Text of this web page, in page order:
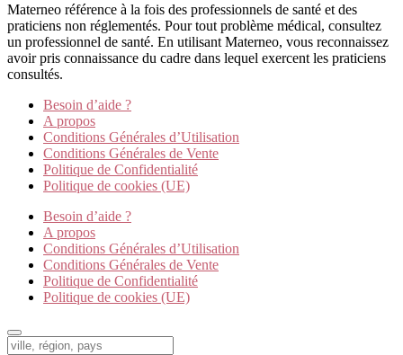
Materneo référence à la fois des professionnels de santé et des
praticiens non réglementés. Pour tout problème médical, consultez
un professionnel de santé. En utilisant Materneo, vous reconnaissez
avoir pris connaissance du cadre dans lequel exercent les praticiens
consultés.
Besoin d’aide ?
A propos
Conditions Générales d’Utilisation
Conditions Générales de Vente
Politique de Confidentialité
Politique de cookies (UE)
Besoin d’aide ?
A propos
Conditions Générales d’Utilisation
Conditions Générales de Vente
Politique de Confidentialité
Politique de cookies (UE)